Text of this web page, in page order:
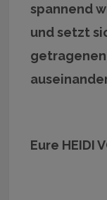
spannend
und setzt
Eure HEIDI